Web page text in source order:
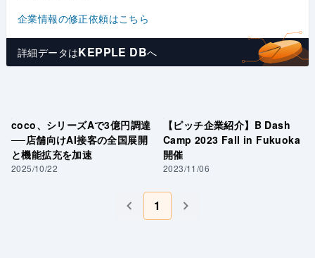
企業情報の修正依頼はこちら
詳細データはKEPPLE DBへ
coco、シリーズAで3億円調達
──店舗向けAI接客の全国展開
と機能拡充を加速
2025/10/22
【ピッチ企業紹介】B Dash
Camp 2023 Fall in Fukuoka
開催
2023/11/06
1